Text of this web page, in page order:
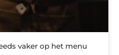
vaker op het menu